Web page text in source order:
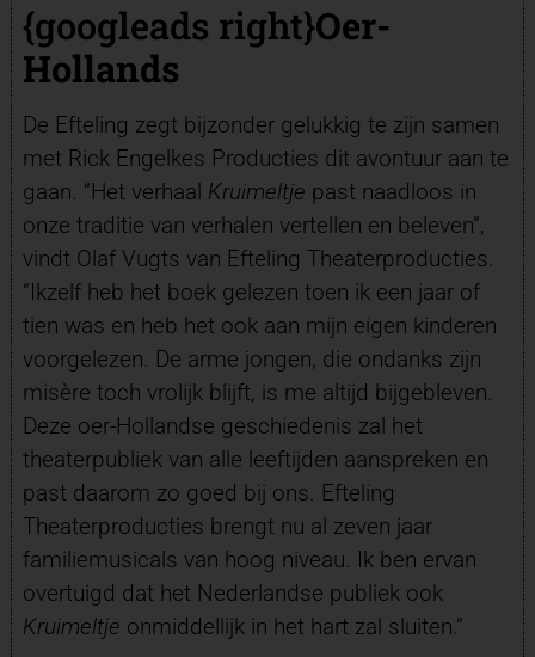
{googleads right}Oer-
Hollands
De Efteling zegt bijzonder gelukkig te zijn samen
met Rick Engelkes Producties dit avontuur aan te
gaan. “Het verhaal Kruimeltje past naadloos in
onze traditie van verhalen vertellen en beleven”,
vindt Olaf Vugts van Efteling Theaterproducties.
“Ikzelf heb het boek gelezen toen ik een jaar of
tien was en heb het ook aan mijn eigen kinderen
voorgelezen. De arme jongen, die ondanks zijn
misère toch vrolijk blijft, is me altijd bijgebleven.
Deze oer-Hollandse geschiedenis zal het
theaterpubliek van alle leeftijden aanspreken en
past daarom zo goed bij ons. Efteling
Theaterproducties brengt nu al zeven jaar
familiemusicals van hoog niveau. Ik ben ervan
overtuigd dat het Nederlandse publiek ook
Kruimeltje onmiddellijk in het hart zal sluiten.”